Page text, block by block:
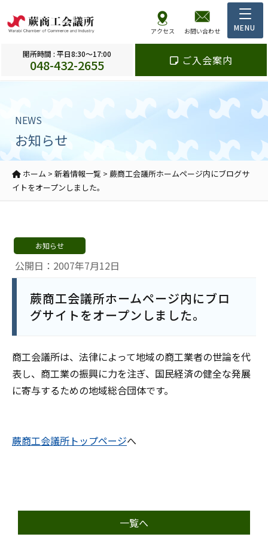
アクセス お問い合わせ
開所時間 : 平日8:30～17:00
048-432-2655 ご入会案内
NEWS
お知らせ
ホーム > 新着情報一覧 > 蕨商工会議所ホームページ内にブログサ
イトをオープンしました。
公開日：2007年7月12日
お知らせ
蕨商工会議所ホームページ内にブロ
グサイトをオープンしました。
商工会議所は、法律によって地域の商工業者の世論を代
表し、商工業の振興に力を注ぎ、国民経済の健全な発展
に寄与するための地域総合団体です。
蕨商工会議所トップページへ
一覧へ